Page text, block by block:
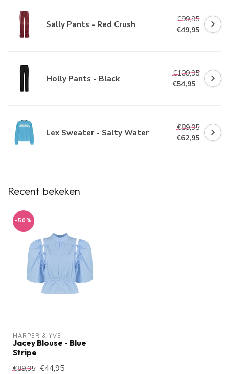
Sally Pants - Red Crush
€99,95
€49,95
Holly Pants - Black
€109,95
€54,95
Lex Sweater - Salty Water
€89,95
€62,95
Recent bekeken
-50%
HARPER & YVE
Jacey Blouse - Blue
Stripe
€89,95 €44,95